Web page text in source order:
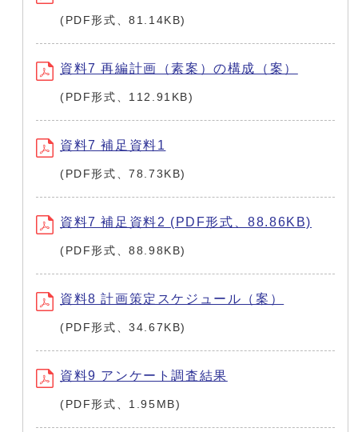
(PDF形式、81.14KB)
資料7 再編計画（素案）の構成（案）
(PDF形式、112.91KB)
資料7 補足資料1
(PDF形式、78.73KB)
資料7 補足資料2 (PDF形式、88.86KB)
(PDF形式、88.98KB)
資料8 計画策定スケジュール（案）
(PDF形式、34.67KB)
資料9 アンケート調査結果
(PDF形式、1.95MB)